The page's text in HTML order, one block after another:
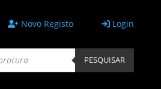
Novo Registo Login
PESQUISAR